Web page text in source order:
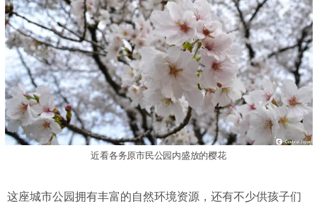
近看各务原市民公园内盛放的樱花
这座城市公园拥有丰富的自然环境资源，还有不少供孩子们